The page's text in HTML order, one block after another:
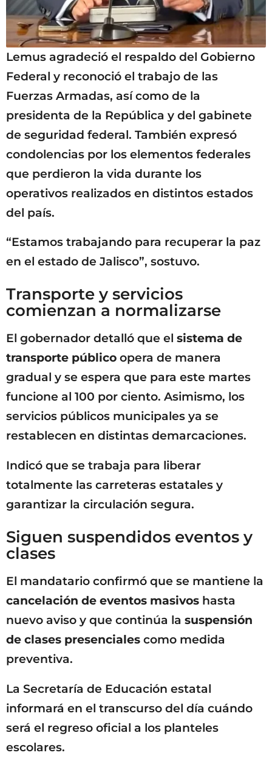
Lemus agradeció el respaldo del Gobierno
Federal y reconoció el trabajo de las
Fuerzas Armadas, así como de la
presidenta de la República y del gabinete
de seguridad federal. También expresó
condolencias por los elementos federales
que perdieron la vida durante los
operativos realizados en distintos estados
del país.
“Estamos trabajando para recuperar la paz
en el estado de Jalisco”, sostuvo.
Transporte y servicios
comienzan a normalizarse
El gobernador detalló que el sistema de
transporte público opera de manera
gradual y se espera que para este martes
funcione al 100 por ciento. Asimismo, los
servicios públicos municipales ya se
restablecen en distintas demarcaciones.
Indicó que se trabaja para liberar
totalmente las carreteras estatales y
garantizar la circulación segura.
Siguen suspendidos eventos y
clases
El mandatario confirmó que se mantiene la
cancelación de eventos masivos hasta
nuevo aviso y que continúa la suspensión
de clases presenciales como medida
preventiva.
La Secretaría de Educación estatal
informará en el transcurso del día cuándo
será el regreso oficial a los planteles
escolares.